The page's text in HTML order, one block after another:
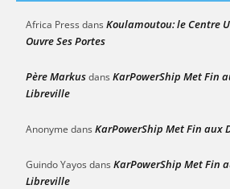
Africa Press dans Koulamoutou: le Centre
Ouvre Ses Portes
Père Markusdans KarPowerShip Met Fin
Libreville
Anonyme dans KarPowerShip Met Fin aux
Guindo Yayos dans KarPowerShip Met Fin
Libreville